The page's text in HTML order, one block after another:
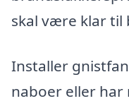
skal være klar til
Installer
naboer eller